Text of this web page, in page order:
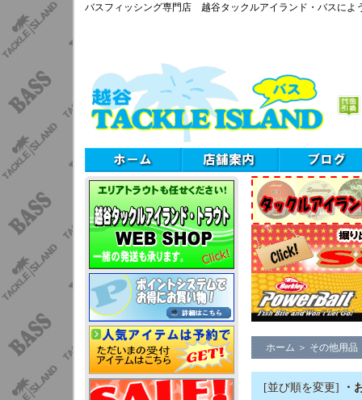
バスフィッシング専門店 越谷タックルアイランド・バスによ
ホーム ＞ その他用品
[並び順を変更] ・